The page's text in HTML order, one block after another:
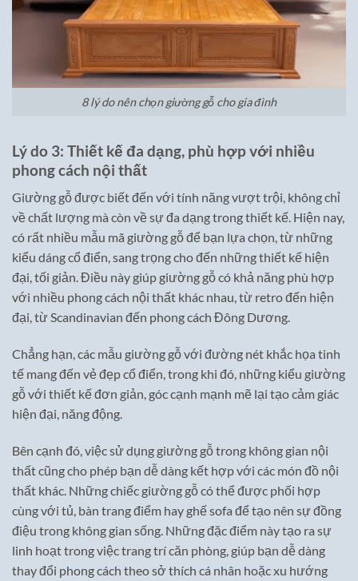
8 lý do nên chọn giường gỗ cho gia đình
Lý do 3: Thiết kế đa dạng, phù hợp với nhiều
phong cách nội thất
Giường gỗ được biết đến với tính năng vượt trội, không chỉ
về chất lượng mà còn về sự đa dạng trong thiết kế. Hiện nay,
có rất nhiều mẫu mã giường gỗ để bạn lựa chọn, từ những
kiểu dáng cổ điển, sang trọng cho đến những thiết kế hiện
đại, tối giản. Điều này giúp giường gỗ có khả năng phù hợp
với nhiều phong cách nội thất khác nhau, từ retro đến hiện
đại, từ Scandinavian đến phong cách Đông Dương.
Chẳng hạn, các mẫu giường gỗ với đường nét khắc họa tinh
tế mang đến vẻ đẹp cổ điển, trong khi đó, những kiểu giường
gỗ với thiết kế đơn giản, góc cạnh mạnh mẽ lại tạo cảm giác
hiện đại, năng động.
Bên cạnh đó, việc sử dụng giường gỗ trong không gian nội
thất cũng cho phép bạn dễ dàng kết hợp với các món đồ nội
thất khác. Những chiếc giường gỗ có thể được phối hợp
cùng với tủ, bàn trang điểm hay ghế sofa để tạo nên sự đồng
điệu trong không gian sống. Những đặc điểm này tạo ra sự
linh hoạt trong việc trang trí căn phòng, giúp bạn dễ dàng
thay đổi phong cách theo sở thích cá nhân hoặc xu hướng